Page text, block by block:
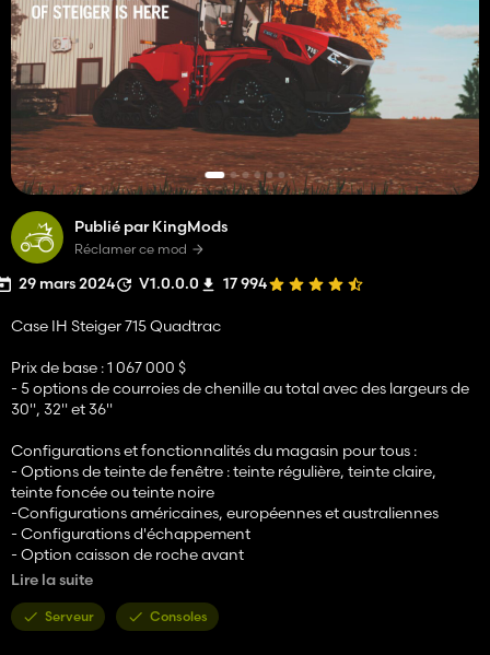
Publié par KingMods
Réclamer ce mod
29 mars 2024 V1.0.0.0 17 994
Case IH Steiger 715 Quadtrac
Prix ​​de base : 1 067 000 $
- 5 options de courroies de chenille au total avec des largeurs de
30", 32" et 36"
Configurations et fonctionnalités du magasin pour tous :
- Options de teinte de fenêtre : teinte régulière, teinte claire,
teinte foncée ou teinte noire
-Configurations américaines, européennes et australiennes
- Configurations d'échappement
- Option caisson de roche avant
- Configurations de poids avant
- Configuration du numéro de flotte
- Configuration revêtement de sol
Lire la suite
Serveur Consoles